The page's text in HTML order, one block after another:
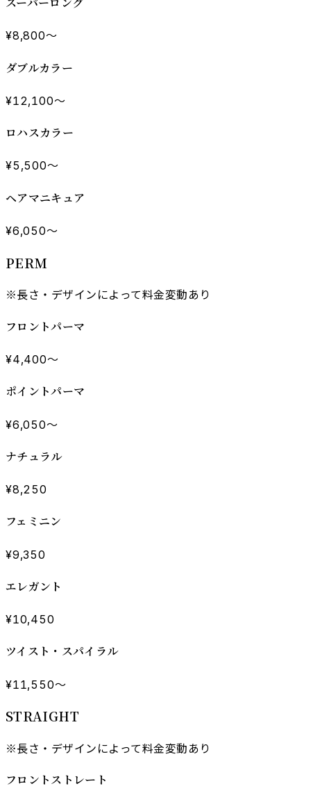
¥8,800〜
ダブルカラー
¥12,100〜
ロハスカラー
¥5,500〜
ヘアマニキュア
¥6,050〜
PERM
※長さ・デザインによって料金変動あり
フロントパーマ
¥4,400〜
ポイントパーマ
¥6,050〜
ナチュラル
¥8,250
フェミニン
¥9,350
エレガント
¥10,450
ツイスト・スパイラル
¥11,550〜
STRAIGHT
※長さ・デザインによって料金変動あり
フロントストレート